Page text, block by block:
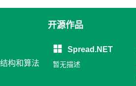
构和算法
开源作品
Spread.NET
暂无描述